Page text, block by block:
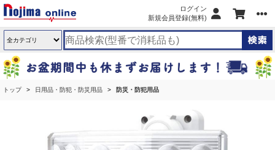
ログイン
新規会員登録(無料)
トップ 日用品・防犯・防災用品 防災・防犯用品